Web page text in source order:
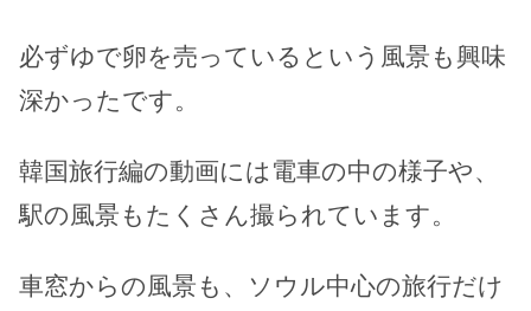
必ずゆで卵を売っているという風景も興味
深かったです。
韓国旅行編の動画には電車の中の様子や、
駅の風景もたくさん撮られています。
車窓からの風景も、ソウル中心の旅行だけ